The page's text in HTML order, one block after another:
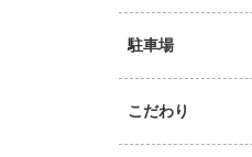
駐車場
こだわり